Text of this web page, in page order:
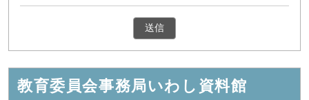
教育委員会事務局いわし資料館